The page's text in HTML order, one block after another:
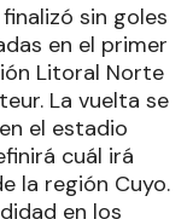
sin goles
en el primer
Litoral Norte
La vuelta se
el estadio
cuál irá
la región Cuyo.
en los